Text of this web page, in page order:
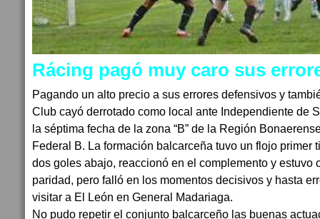
Rácing pagó muy caro sus
Pagando un alto precio a sus errores defensivos y
Club cayó derrotado como local ante Independiente de
la séptima fecha de la zona “B” de la Región
Federal B. La formación balcarceña tuvo un flojo primer
dos goles abajo, reaccionó en el complemento y estuvo
paridad, pero falló en los momentos decisivos y hasta
visitar a El León en General Madariaga.
No pudo repetir el conjunto balcarceño las buenas